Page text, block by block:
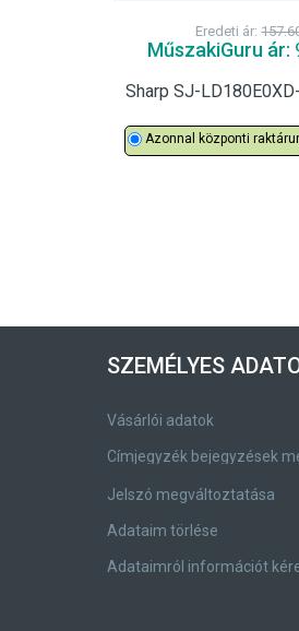
Eredeti ár:
MűszakiGuru ár:
Azonnal központi
SZEMÉLYES
Vásárlói adatok
Jelszó megváltoztatása
Adataim törlése
Adataimról információt